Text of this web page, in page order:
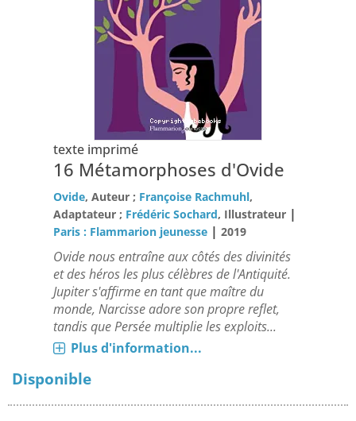
texte imprimé
16 Métamorphoses d'Ovide
Ovide, Auteur ; Françoise Rachmuhl,
Adaptateur ; Frédéric Sochard, Illustrateur |
Paris : Flammarion jeunesse |2019
Ovide nous entraîne aux côtés des divinités
et des héros les plus célèbres de l'Antiquité.
Jupiter s'affirme en tant que maître du
monde, Narcisse adore son propre reflet,
tandis que Persée multiplie les exploits...
Plus d'information...
Disponible